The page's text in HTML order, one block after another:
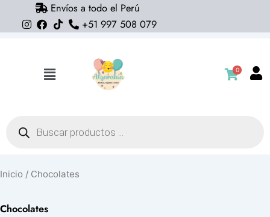
Envíos a todo el Perú
+51 997 508 079
Flyout
0
productos
Inicio / Chocolates
Chocolates